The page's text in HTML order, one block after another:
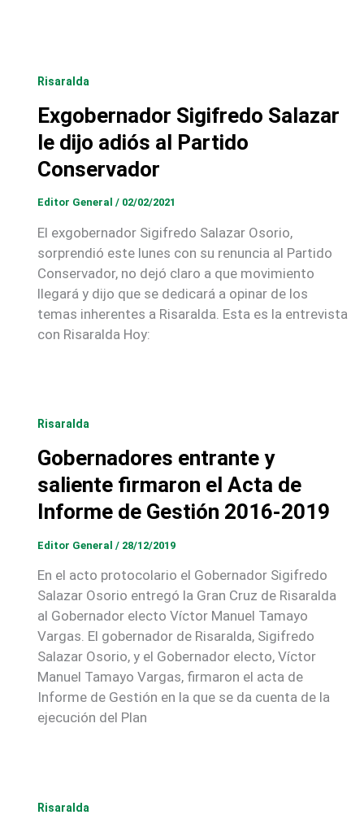
Risaralda
Exgobernador Sigifredo Salazar
le dijo adiós al Partido
Conservador
Editor General / 02/02/2021
El exgobernador Sigifredo Salazar Osorio,
sorprendió este lunes con su renuncia al Partido
Conservador, no dejó claro a que movimiento
llegará y dijo que se dedicará a opinar de los
temas inherentes a Risaralda. Esta es la entrevista
con Risaralda Hoy:
Risaralda
Gobernadores entrante y
saliente firmaron el Acta de
Informe de Gestión 2016-2019
Editor General / 28/12/2019
En el acto protocolario el Gobernador Sigifredo
Salazar Osorio entregó la Gran Cruz de Risaralda
al Gobernador electo Víctor Manuel Tamayo
Vargas. El gobernador de Risaralda, Sigifredo
Salazar Osorio, y el Gobernador electo, Víctor
Manuel Tamayo Vargas, firmaron el acta de
Informe de Gestión en la que se da cuenta de la
ejecución del Plan
Risaralda